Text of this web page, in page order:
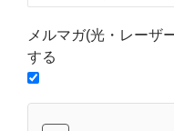
メルマガ(光・レーザ
する